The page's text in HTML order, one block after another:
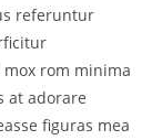
referuntur
rom minima
at adorare
figuras mea